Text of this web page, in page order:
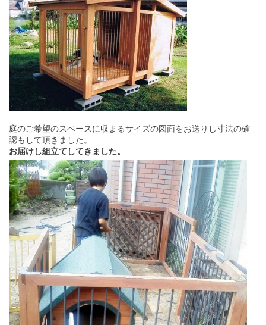
庭のご希望のスペースに収まるサイズの図面をお送りし寸法の確
認もして頂きました。
お届けし組立てしてきました。